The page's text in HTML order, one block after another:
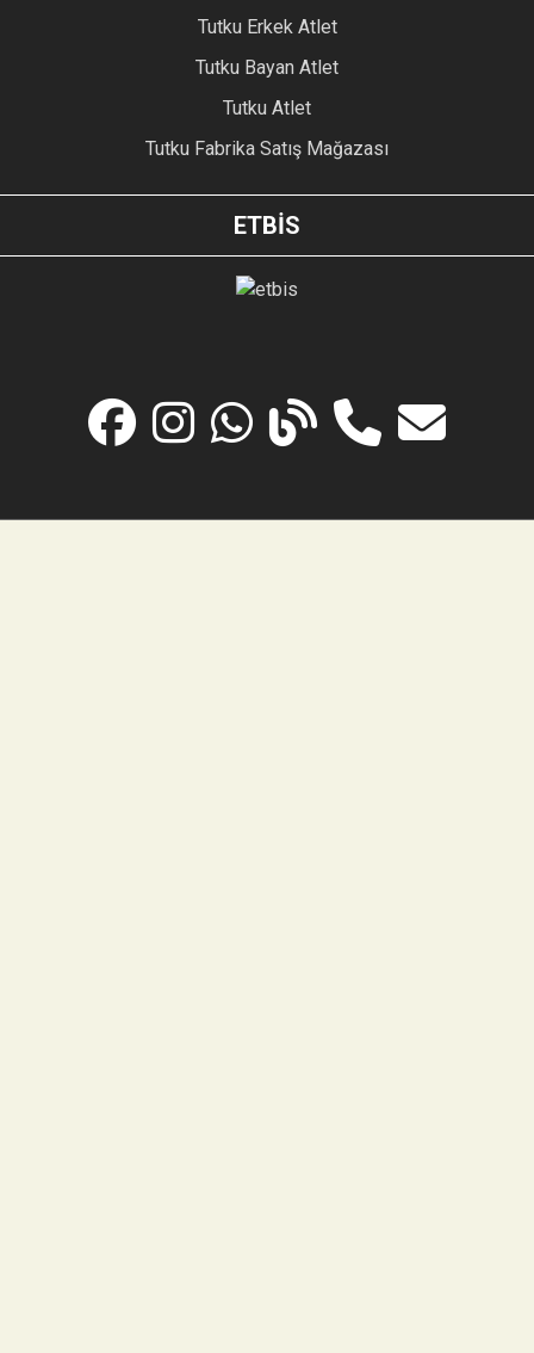
Tutku Erkek Atlet
Tutku Bayan Atlet
Tutku Atlet
Tutku Fabrika Satış Mağazası
ETBİS